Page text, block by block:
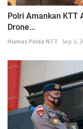
Polri Amankan KTT
Drone...
Humas Polda NTT Sep 6,